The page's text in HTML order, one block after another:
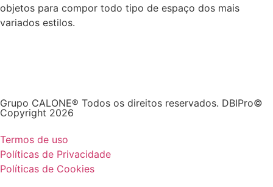
objetos para compor todo tipo de espaço dos mais
variados estilos.
Grupo CALONE® Todos os direitos reservados. DBIPro©
Copyright 2026
Termos de uso
Políticas de Privacidade
Políticas de Cookies